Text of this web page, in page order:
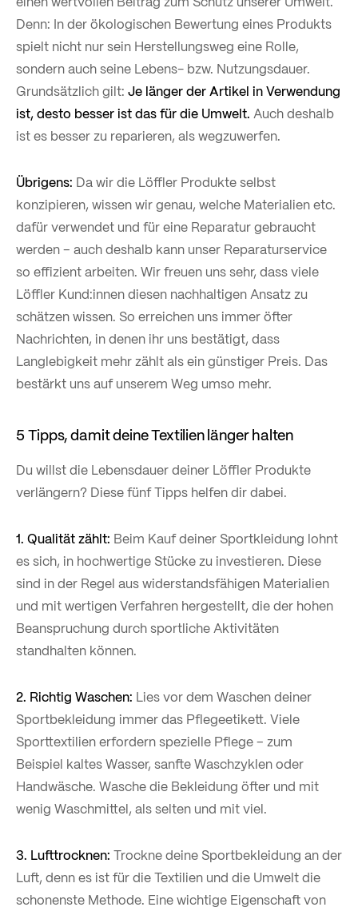
Denn: In der ökologischen Bewertung eines Produkts
spielt nicht nur sein Herstellungsweg eine Rolle,
sondern auch seine Lebens- bzw. Nutzungsdauer.
Grundsätzlich gilt: Je länger der Artikel in Verwendung
ist, desto besser ist das für die Umwelt. Auch deshalb
ist es besser zu reparieren, als wegzuwerfen.
Übrigens: Da wir die Löffler Produkte selbst
konzipieren, wissen wir genau, welche Materialien etc.
dafür verwendet und für eine Reparatur gebraucht
werden – auch deshalb kann unser Reparaturservice
so effizient arbeiten. Wir freuen uns sehr, dass viele
Löffler Kund:innen diesen nachhaltigen Ansatz zu
schätzen wissen. So erreichen uns immer öfter
Nachrichten, in denen ihr uns bestätigt, dass
Langlebigkeit mehr zählt als ein günstiger Preis. Das
bestärkt uns auf unserem Weg umso mehr.
5 Tipps, damit deine Textilien länger halten
Du willst die Lebensdauer deiner Löffler Produkte
verlängern? Diese fünf Tipps helfen dir dabei.
1. Qualität zählt: Beim Kauf deiner Sportkleidung lohnt
es sich, in hochwertige Stücke zu investieren. Diese
sind in der Regel aus widerstandsfähigen Materialien
und mit wertigen Verfahren hergestellt, die der hohen
Beanspruchung durch sportliche Aktivitäten
standhalten können.
2. Richtig Waschen: Lies vor dem Waschen deiner
Sportbekleidung immer das Pflegeetikett. Viele
Sporttextilien erfordern spezielle Pflege – zum
Beispiel kaltes Wasser, sanfte Waschzyklen oder
Handwäsche. Wasche die Bekleidung öfter und mit
wenig Waschmittel, als selten und mit viel.
3. Lufttrocknen: Trockne deine Sportbekleidung an der
Luft, denn es ist für die Textilien und die Umwelt die
schonenste Methode. Eine wichtige Eigenschaft von